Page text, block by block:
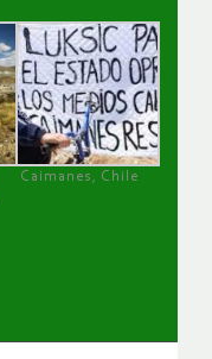
Caimanes, Chile